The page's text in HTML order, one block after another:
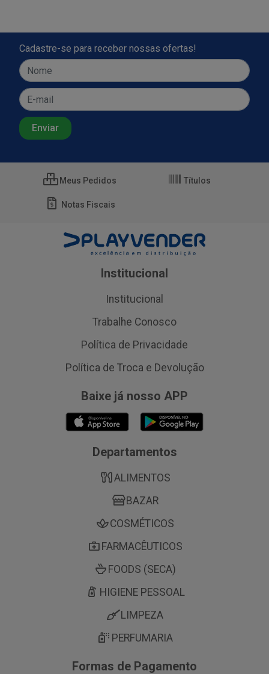
Cadastre-se para receber nossas ofertas!
Meus Pedidos Títulos
Notas Fiscais
Institucional
Institucional
Trabalhe Conosco
Política de Privacidade
Política de Troca e Devolução
Baixe já nosso APP
Departamentos
ALIMENTOS
BAZAR
COSMÉTICOS
FARMACÊUTICOS
FOODS (SECA)
HIGIENE PESSOAL
LIMPEZA
PERFUMARIA
Formas de Pagamento